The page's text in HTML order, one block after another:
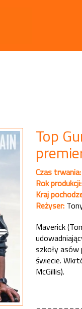
Top
Czas trwania:
Rok produkcji:
Kraj
Reżyser:
Maverick
szkoły
świecie.
McGillis).